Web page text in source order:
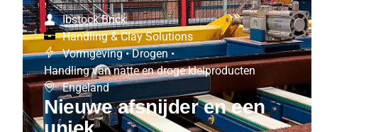
Ibstock Brick
Handling & Clay Solutions
Vormgeving • Drogen •
Handling van natte en droge kleiproducten
Engeland
Nieuwe afsnijder en een